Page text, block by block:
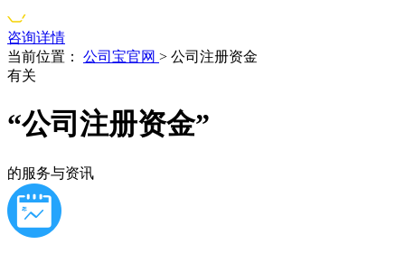
咨询详情
当前位置：
公司宝官网 > 公司注册资金
有关
“公司注册资金”
的服务与资讯